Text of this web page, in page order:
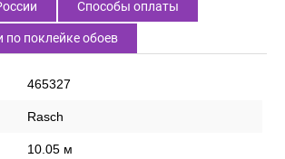
Способы оплаты
по поклейке обоев
465327
Rasch
10.05 м